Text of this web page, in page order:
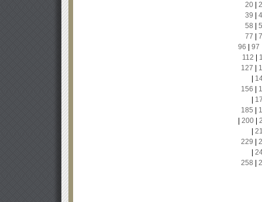
20|
39
58
77
96
97
112
127
156
185
200|
229
258